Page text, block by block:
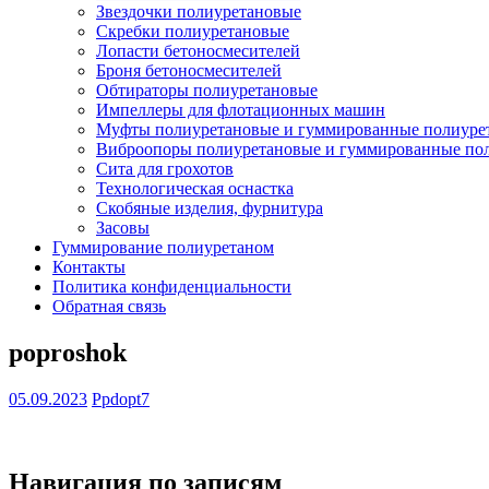
Звездочки полиуретановые
Скребки полиуретановые
Лопасти бетоносмесителей
Броня бетоносмесителей
Обтираторы полиуретановые
Импеллеры для флотационных машин
Муфты полиуретановые и гуммированные
Виброопоры полиуретановые и гуммированные
Сита для грохотов
Технологическая оснастка
Скобяные изделия, фурнитура
Засовы
Гуммирование полиуретаном
Контакты
Политика конфиденциальности
Обратная связь
poproshok
05.09.2023 Ppdopt7
Навигация по записям